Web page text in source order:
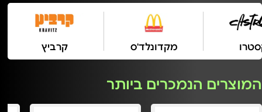
מקדונלד'ס
המוצרים הנמכרים ביותר